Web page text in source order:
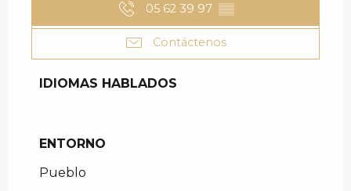
05 62 39 97 ▒▒
Contáctenos
IDIOMAS HABLADOS
IDIOMAS HABLADOS
ENTORNO
ENTORNO
Pueblo